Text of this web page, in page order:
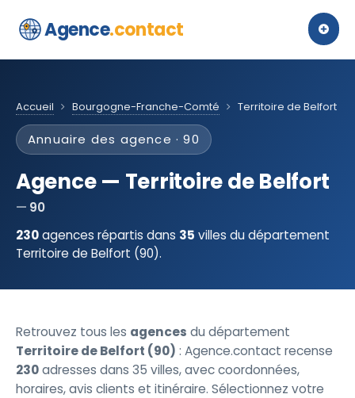
Agence.contact
Accueil Bourgogne-Franche-Comté Territoire de Belfort
Annuaire des agence · 90
Agence — Territoire de Belfort
90
230agences répartis dans 35 villes du département
Territoire de Belfort (90).
Retrouvez tous les agences du département
Territoire de Belfort (90) : Agence.contact recense
230adresses dans 35 villes, avec coordonnées,
horaires, avis clients et itinéraire. Sélectionnez votre